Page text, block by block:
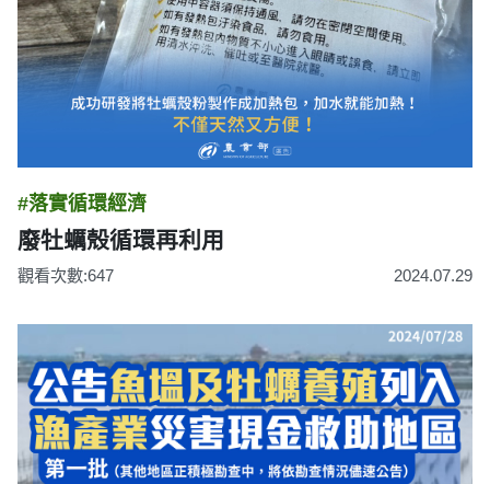
#落實循環經濟
廢牡蠣殼循環再利用
觀看次數:647 2024.07.29